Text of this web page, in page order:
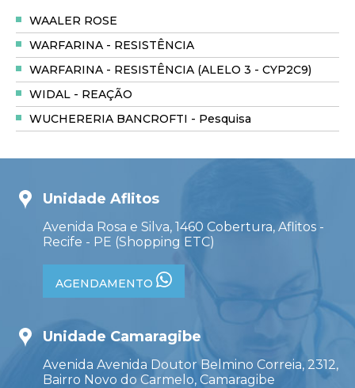
WAALER ROSE
WARFARINA - RESISTÊNCIA
WARFARINA - RESISTÊNCIA (ALELO 3 - CYP2C9)
WIDAL - REAÇÃO
WUCHERERIA BANCROFTI - Pesquisa
Unidade Aflitos
Avenida Rosa e Silva, 1460 Cobertura, Aflitos -
Recife - PE (Shopping ETC)
AGENDAMENTO
Unidade Camaragibe
Avenida Avenida Doutor Belmino Correia, 2312,
Bairro Novo do Carmelo, Camaragibe